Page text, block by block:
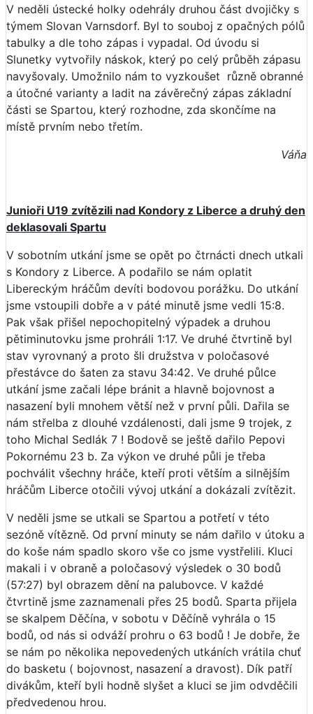
V neděli ústecké holky odehrály druhou část dvojičky s
týmem Slovan Varnsdorf. Byl to souboj z opačných pólů
tabulky a dle toho zápas i vypadal. Od úvodu si
Slunetky vytvořily náskok, který po celý průběh zápasu
navyšovaly. Umožnilo nám to vyzkoušet různě obranné
a útočné varianty a ladit na závěrečný zápas základní
části se Spartou, který rozhodne, zda skončíme na
místě prvním nebo třetím.
Váňa
Junioři U19 zvítězili nad Kondory z Liberce a druhý den
deklasovali Spartu
V sobotním utkání jsme se opět po čtrnácti dnech utkali
s Kondory z Liberce. A podařilo se nám oplatit
Libereckým hráčům devíti bodovou porážku. Do utkání
jsme vstoupili dobře a v páté minutě jsme vedli 15:8.
Pak však přišel nepochopitelný výpadek a druhou
pětiminutovku jsme prohráli 1:17. Ve druhé čtvrtině byl
stav vyrovnaný a proto šli družstva v poločasové
přestávce do šaten za stavu 34:42. Ve druhé půlce
utkání jsme začali lépe bránit a hlavně bojovnost a
nasazení byli mnohem větší než v první půli. Dařila se
nám střelba z dlouhé vzdálenosti, dali jsme 9 trojek, z
toho Michal Sedlák 7 ! Bodově se ještě dařilo Pepovi
Pokornému 23 b. Za výkon ve druhé půli je třeba
pochválit všechny hráče, kteří proti větším a silnějším
hráčům Liberce otočili vývoj utkání a dokázali zvítězit.
V neděli jsme se utkali se Spartou a potřetí v této
sezóně vítězně. Od první minuty se nám dařilo v útoku a
do koše nám spadlo skoro vše co jsme vystřelili. Kluci
makali i v obraně a poločasový výsledek o 30 bodů
(57:27) byl obrazem dění na palubovce. V každé
čtvrtině jsme zaznamenali přes 25 bodů. Sparta přijela
se skalpem Děčína, v sobotu v Děčíně vyhrála o 15
bodů, od nás si odváží prohru o 63 bodů ! Je dobře, že
se nám po několika nepovedených utkáních vrátila chuť
do basketu ( bojovnost, nasazení a dravost). Dík patří
divákům, kteří byli hodně slyšet a kluci se jim odvděčili
předvedenou hrou.